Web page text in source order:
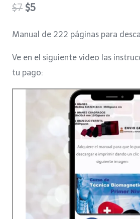
$7 Original
$7.
$5Current
$5.
Manual de 222 páginas para
Ve en el siguiente vídeo las
tu pago: